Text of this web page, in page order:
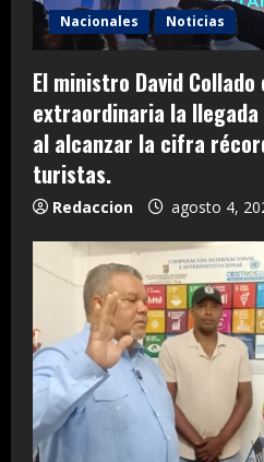
Nacionales Noticias
El ministro David
extraordinaria la
al alcanzar la cifra
turistas.
Redaccion agosto 4,